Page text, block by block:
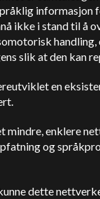
informasjon
ikke i stand til å
slik at den kan
en
mindre, enklere
og
dette